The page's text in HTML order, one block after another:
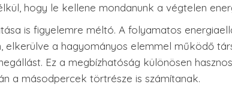
hogy le kellene mondanunk a végtelen
is figyelemre méltó. A folyamatos
elkerülve a hagyományos elemmel működő
Ez a megbízhatóság különösen
a másodpercek törtrésze is számítanak.